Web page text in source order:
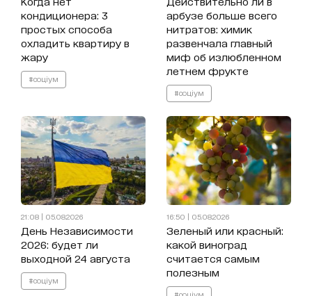
кондиционера: 3
простых способа
охладить квартиру в
жару
#соціум
арбузе больше всего
нитратов: химик
развенчала главный
миф об излюбленном
летнем фрукте
#соціум
21:08 | 05.08.2026
День Независимости
2026: будет ли
выходной 24 августа
#соціум
16:50 | 05.08.2026
Зеленый или красный:
какой виноград
считается самым
полезным
#соціум